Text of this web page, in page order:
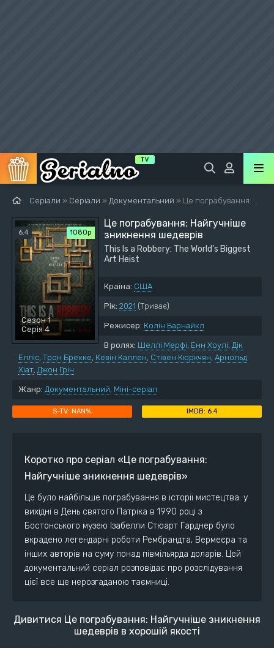
Серіали » Серіали » Документальний » Це пограбування: Найгучніше зникнення шедеврів
6.4 1080p
Сезон 1
Серія 4
Це пограбування: Найгучніше
зникнення шедеврів
This Is a Robbery: The World’s Biggest
Art Heist
Країна: США
Рік: 2021 (Триває)
Режисер: Колін Барнайкл
В ролях: Шеллі Мерфі, Енн Хоулі, Дік
Елліс, Трон Брекке, Кевін Каллен, Стівен Кюркчян, Арнольд
Хіат, Джон Грін
Жанр: Документальний, Міні-серіал
NAN% 6.4
Коротко про серіал «Це пограбування:
Найгучніше зникнення шедеврів»
Це було найбільше пограбування в історії мистецтва: у
вихідні в День святого Патріка в 1990 році з
Бостонського музею Ізабелли Стюарт Гарднер було
вкрадено легендарні роботи Рембрандта, Вермеєра та
інших авторів на суму понад півмільярда доларів. Цей
документальний серіал розповідає про розслідування
цієї все ще нерозгаданою таємниці.
Дивитися Це пограбування: Найгучніше зникнення
шедеврів в хорошій якості